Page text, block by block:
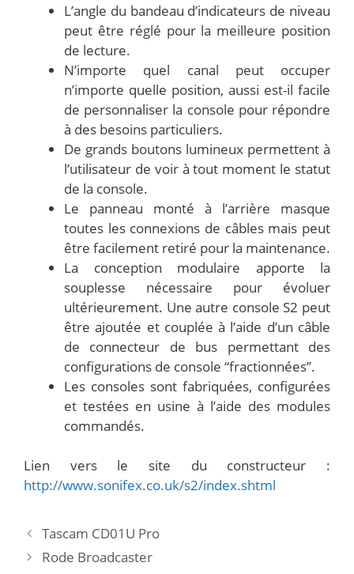
L’angle du bandeau d’indicateurs de niveau
peut être réglé pour la meilleure position
de lecture.
N’importe quel canal peut occuper
n’importe quelle position, aussi est-il facile
de personnaliser la console pour répondre
à des besoins particuliers.
De grands boutons lumineux permettent à
l’utilisateur de voir à tout moment le statut
de la console.
Le panneau monté à l’arrière masque
toutes les connexions de câbles mais peut
être facilement retiré pour la maintenance.
La conception modulaire apporte la
souplesse nécessaire pour évoluer
ultérieurement. Une autre console S2 peut
être ajoutée et couplée à l’aide d’un câble
de connecteur de bus permettant des
configurations de console “fractionnées”.
Les consoles sont fabriquées, configurées
et testées en usine à l’aide des modules
commandés.
Lien vers le site du constructeur :
http://www.sonifex.co.uk/s2/index.shtml
Tascam CD01U Pro
Rode Broadcaster